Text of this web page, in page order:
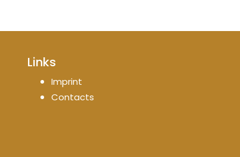
Links
Imprint
Contacts